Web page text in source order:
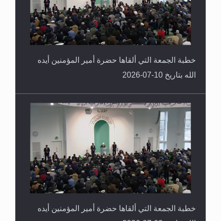
خطبة الجمعة التي ألقاها حضرة أمير المؤمنين أيده
الله بتاريخ 10-07-2026
خطبة الجمعة التي ألقاها حضرة أمير المؤمنين أيده